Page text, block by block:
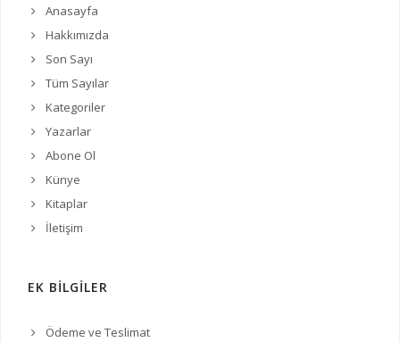
Anasayfa
Hakkımızda
Son Sayı
Tüm Sayılar
Kategoriler
Yazarlar
Abone Ol
Künye
Kitaplar
İletişim
EK BİLGİLER
Ödeme ve Teslimat